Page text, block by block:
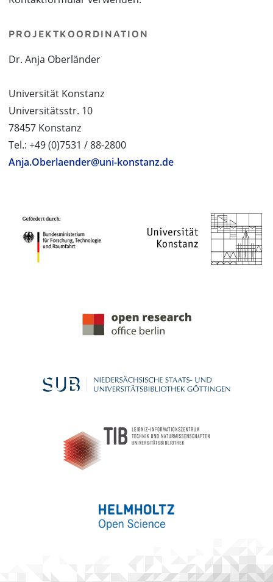
PROJEKTKOORDINATION
Dr. Anja Oberländer
Universität Konstanz
Universitätsstr. 10
78457 Konstanz
Tel.: +49 (0)7531 / 88-2800
Anja.Oberlaender@uni-konstanz.de